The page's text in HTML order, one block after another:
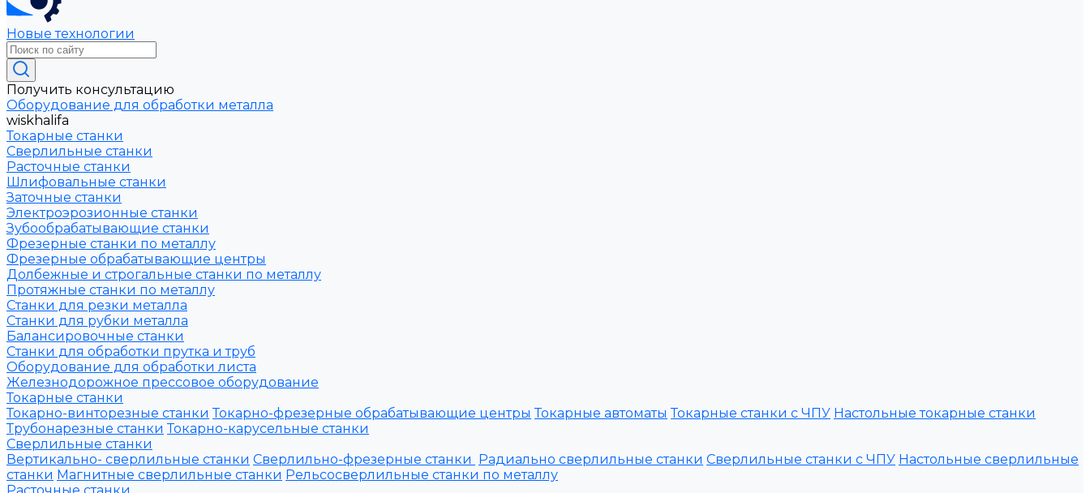
Новые технологии
Получить консультацию
Оборудование для обработки металла
wiskhalifa
Токарные станки
Сверлильные станки
Расточные станки
Шлифовальные станки
Заточные станки
Электроэрозионные станки
Зубообрабатывающие станки
Фрезерные станки по металлу
Фрезерные обрабатывающие центры
Долбежные и строгальные станки по металлу
Протяжные станки по металлу
Станки для резки металла
Станки для рубки металла
Балансировочные станки
Станки для обработки прутка и труб
Оборудование для обработки листа
Железнодорожное прессовое оборудование
Токарные станки
Токарно-винторезные станки Токарно-фрезерные обрабатывающие центры Токарные автоматы Токарные станки с ЧПУ Настольные токарные станки
Трубонарезные станки Токарно-карусельные станки
Сверлильные станки
Вертикально- сверлильные станки Сверлильно-фрезерные станки Радиально сверлильные станки Сверлильные станки с ЧПУ Настольные сверлильные
станки Магнитные сверлильные станки Рельсосверлильные станки по металлу